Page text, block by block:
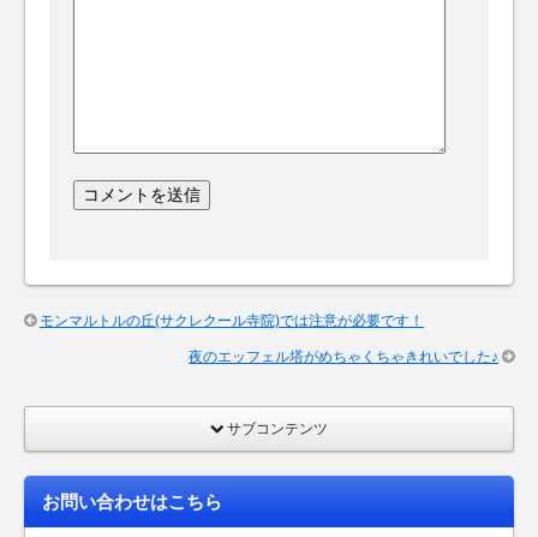
モンマルトルの丘(サクレクール寺院)では注意が必要です！
夜のエッフェル塔がめちゃくちゃきれいでした♪
サブコンテンツ
お問い合わせはこちら